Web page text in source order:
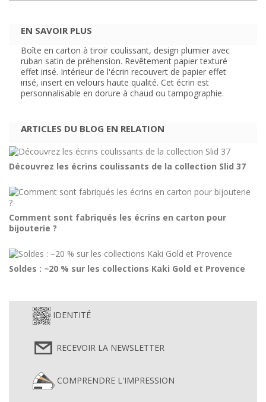
EN SAVOIR PLUS
Boîte en carton à tiroir coulissant, design plumier avec
ruban satin de préhension. Revêtement papier texturé
effet irisé. Intérieur de l'écrin recouvert de papier effet
irisé, insert en velours haute qualité. Cet écrin est
personnalisable en dorure à chaud ou tampographie.
ARTICLES DU BLOG EN RELATION
Découvrez les écrins coulissants de la collection Slid 37
Comment sont fabriqués les écrins en carton pour
bijouterie ?
Soldes : −20 % sur les collections Kaki Gold et Provence
IDENTITÉ
RECEVOIR LA NEWSLETTER
COMPRENDRE L'IMPRESSION